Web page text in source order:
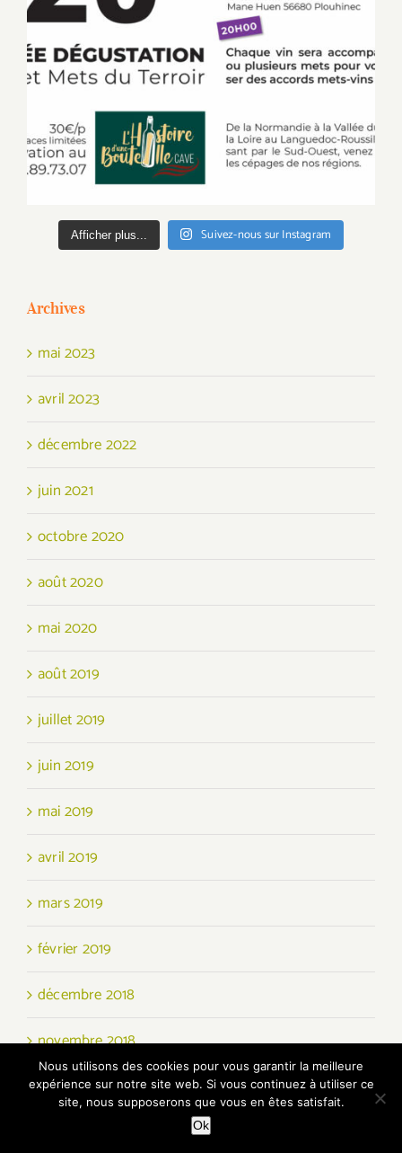
Afficher plus... Suivez-nous sur Instagram
Archives
mai 2023
avril 2023
décembre 2022
juin 2021
octobre 2020
août 2020
mai 2020
août 2019
juillet 2019
juin 2019
mai 2019
avril 2019
mars 2019
février 2019
décembre 2018
novembre 2018
octobre 2018
Nous utilisons des cookies pour vous garantir la meilleure
expérience sur notre site web. Si vous continuez à utiliser ce
site, nous supposerons que vous en êtes satisfait.
Ok